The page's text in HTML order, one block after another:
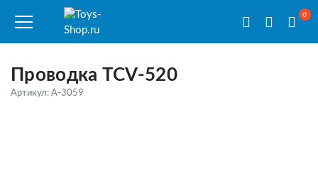
0
Проводка TCV-520
Артикул: A-3059